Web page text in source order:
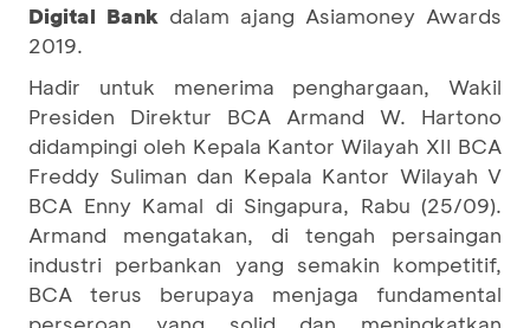
Digital Bank dalam ajang Asiamoney Awards
2019.
Hadir untuk menerima penghargaan, Wakil
Presiden Direktur BCA Armand W. Hartono
didampingi oleh Kepala Kantor Wilayah XII BCA
Freddy Suliman dan Kepala Kantor Wilayah V
BCA Enny Kamal di Singapura, Rabu (25/09).
Armand mengatakan, di tengah persaingan
industri perbankan yang semakin kompetitif,
BCA terus berupaya menjaga fundamental